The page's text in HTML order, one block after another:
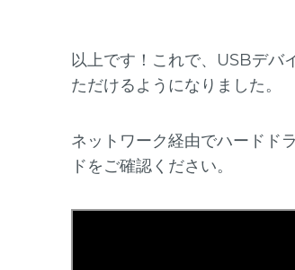
以上です！これで、USBデバ
ただけるようになりました。
ネットワーク経由でハードド
ドをご確認ください。